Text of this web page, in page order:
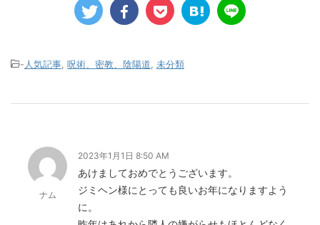
- 人気記事 呪術、密教、陰陽道 未分類
ナム
2023年1月1日 8:50 AM
あけましておめでとうございます。
ジミヘン様にとっても良いお年になりますよう
に。